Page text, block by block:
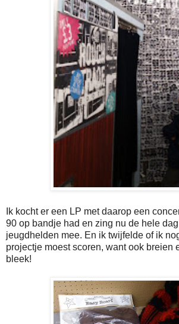
Ik kocht er een LP met daarop een
90 op bandje had en zing nu de hele
jeugdhelden mee. En ik twijfelde of ik
projectje moest scoren, want ook breien
bleek!